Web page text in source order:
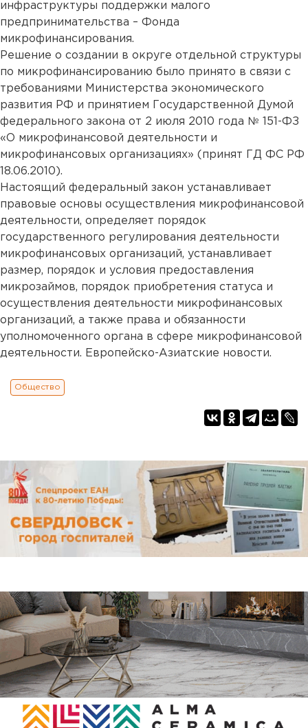
инфраструктуры поддержки малого
предпринимательства – Фонда
микрофинансирования.
Решение о создании в округе отдельной структуры
по микрофинансированию было принято в связи с
требованиями Министерства экономического
развития РФ и принятием Государственной Думой
федерального закона от 2 июля 2010 года № 151-ФЗ
«О микрофинансовой деятельности и
микрофинансовых организациях» (принят ГД ФС РФ
18.06.2010).
Настоящий федеральный закон устанавливает
правовые основы осуществления микрофинансовой
деятельности, определяет порядок
государственного регулирования деятельности
микрофинансовых организаций, устанавливает
размер, порядок и условия предоставления
микрозаймов, порядок приобретения статуса и
осуществления деятельности микрофинансовых
организаций, а также права и обязанности
уполномоченного органа в сфере микрофинансовой
деятельности. Европейско-Азиатские новости.
Общество